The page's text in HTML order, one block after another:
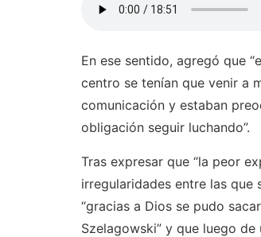
En ese sentido, agregó que
centro se tenían que venir a
comunicación y estaban
obligación seguir luchando”.
Tras expresar que “la peor
irregularidades entre las que
“gracias a Dios se pudo
Szelagowski” y que luego